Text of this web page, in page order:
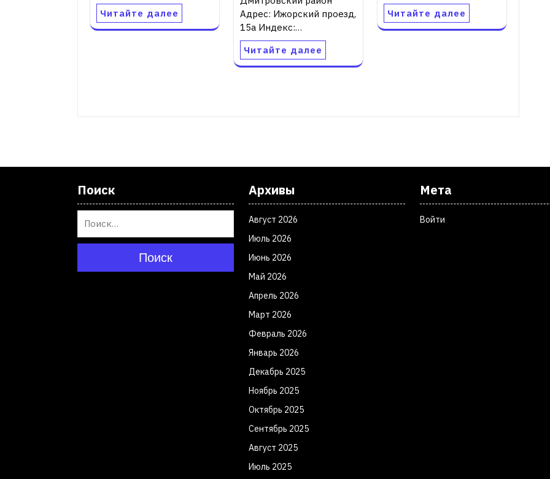
Читайте далее
Адрес: Ижорский проезд,
15а Индекс:…
Читайте далее
Читайте далее
Поиск
Поиск
Архивы
Август 2026
Июль 2026
Июнь 2026
Май 2026
Апрель 2026
Март 2026
Февраль 2026
Январь 2026
Декабрь 2025
Ноябрь 2025
Октябрь 2025
Сентябрь 2025
Август 2025
Июль 2025
Мета
Войти